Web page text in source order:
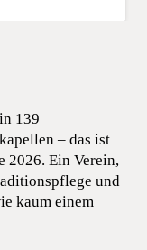
139
– das ist
2026. Ein Verein,
und
kaum einem